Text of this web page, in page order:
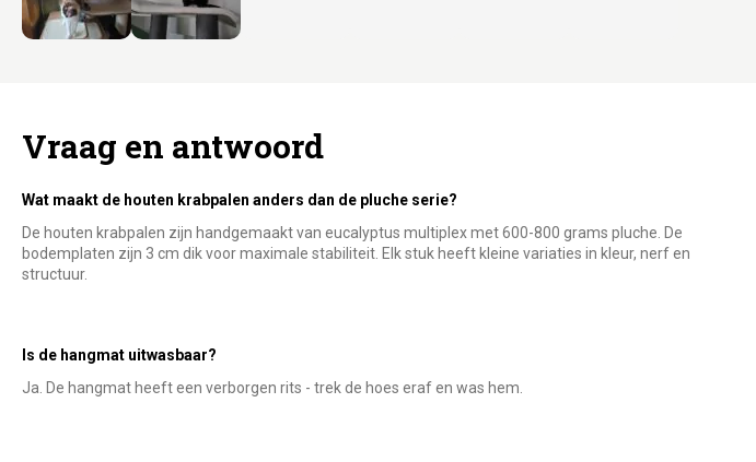
Vraag en antwoord
Wat maakt de houten krabpalen anders dan de pluche serie?
De houten krabpalen zijn handgemaakt van eucalyptus multiplex met 600-800 grams pluche. De
bodemplaten zijn 3 cm dik voor maximale stabiliteit. Elk stuk heeft kleine variaties in kleur, nerf en
structuur.
Is de hangmat uitwasbaar?
Ja. De hangmat heeft een verborgen rits - trek de hoes eraf en was hem.